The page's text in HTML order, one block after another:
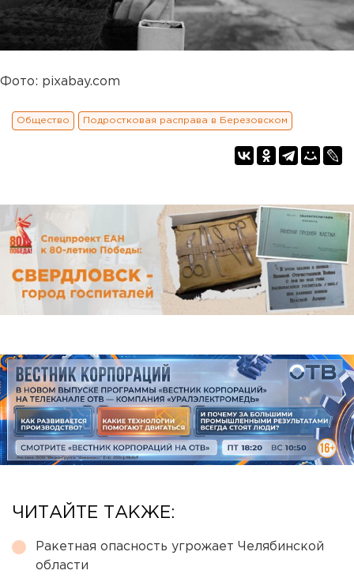
Фото: pixabay.com
Общество Подростковая расправа в Березовском
ЧИТАЙТЕ ТАКЖЕ:
Ракетная опасность угрожает Челябинской
области